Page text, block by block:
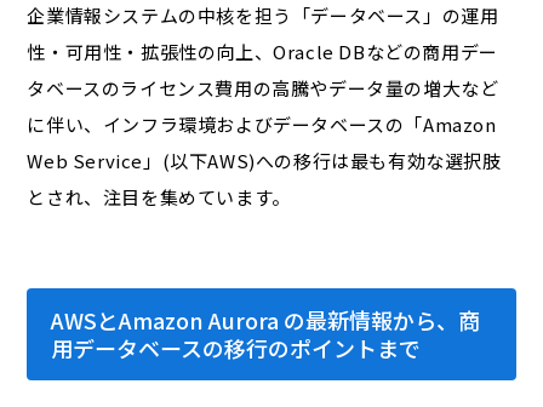
企業情報システムの中核を担う「データベース」の運用
性・可用性・拡張性の向上、Oracle DBなどの商用デー
タベースのライセンス費用の高騰やデータ量の増大など
に伴い、インフラ環境およびデータベースの「Amazon
Web Service」(以下AWS)への移行は最も有効な選択肢
とされ、注目を集めています。
AWSとAmazon Aurora の最新情報から、商
用データベースの移行のポイントまで